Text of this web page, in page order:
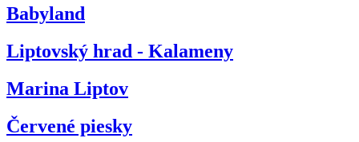
Babyland
Liptovský hrad - Kalameny
Marina Liptov
Červené piesky